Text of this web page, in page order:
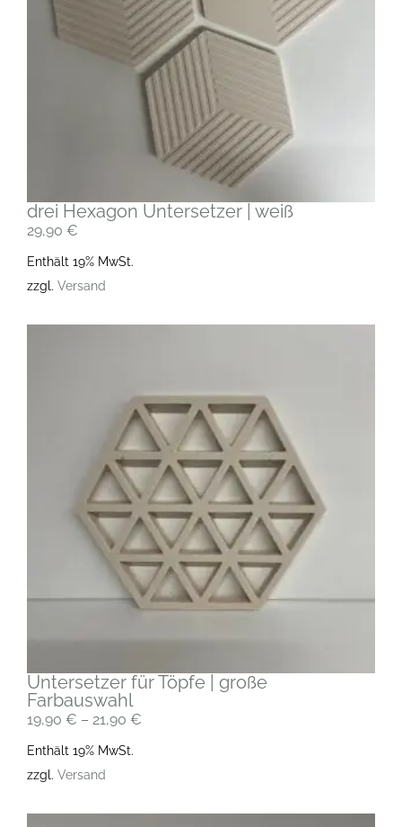
drei Hexagon Untersetzer | weiß
29,90 €
Enthält 19% MwSt.
zzgl. Versand
Untersetzer für Töpfe | große
Farbauswahl
19,90 € – 21,90 €
Enthält 19% MwSt.
zzgl. Versand